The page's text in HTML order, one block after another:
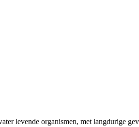
levende organismen, met langdurige